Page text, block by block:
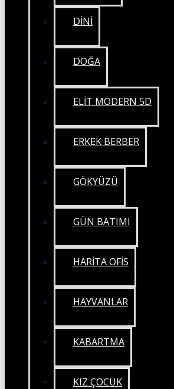
DİNİ
DOĞA
ELİT MODERN 5D
ERKEK BERBER
GÖKYÜZÜ
GÜN BATIMI
HARİTA OFİS
HAYVANLAR
KABARTMA
KIZ ÇOCUK